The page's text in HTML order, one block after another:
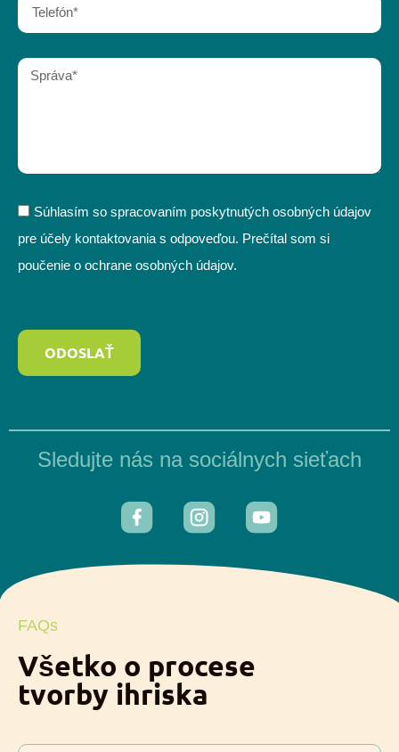
Súhlasím so spracovaním poskytnutých osobných údajov
pre účely kontaktovania s odpoveďou. Prečítal som si
poučenie o ochrane osobných údajov.
ODOSLAŤ
Sledujte nás na sociálnych sieťach
FAQs
Všetko o procese
tvorby ihriska